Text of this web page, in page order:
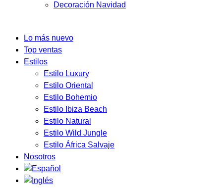
Decoración Navidad
Lo más nuevo
Top ventas
Estilos
Estilo Luxury
Estilo Oriental
Estilo Bohemio
Estilo Ibiza Beach
Estilo Natural
Estilo Wild Jungle
Estilo África Salvaje
Nosotros